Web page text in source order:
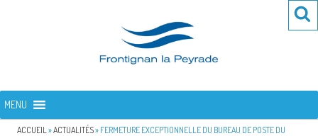
FRONTIGNAN LA PEYRADE
MENU
ACCUEIL »ACTUALITÉS» FERMETURE EXCEPTIONNELLE DU BUREAU DE POSTE DU